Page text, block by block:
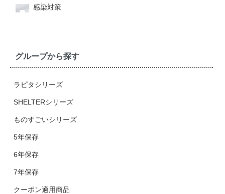
感染対策
グループから探す
ラピタシリーズ
SHELTERシリーズ
ものすごいシリーズ
5年保存
6年保存
7年保存
クーポン適用商品